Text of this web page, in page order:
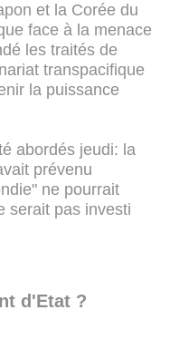
et la Corée du
face à la menace
les traités de
transpacifique
la puissance
abordés jeudi: la
prévenu
ne pourrait
serait pas investi
d'Etat ?